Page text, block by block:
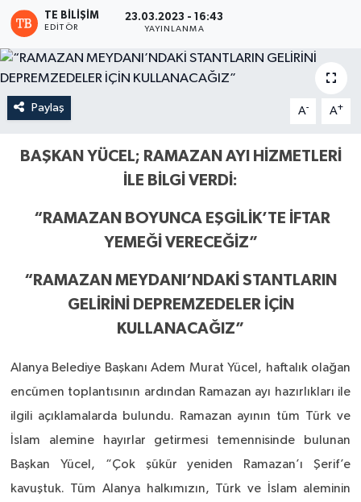
TE BILIŞIM
EDITÖR
23.03.2023 - 16:43
YAYINLANMA
Paylaş A- A+
BAŞKAN YÜCEL; RAMAZAN AYI HİZMETLERİ
İLE BİLGİ VERDİ:
“RAMAZAN BOYUNCA EŞGİLİK’TE İFTAR
YEMEĞİ VERECEĞİZ”
“RAMAZAN MEYDANI’NDAKİ STANTLARIN
GELİRİNİ DEPREMZEDELER İÇİN
KULLANACAĞIZ”
Alanya Belediye Başkanı Adem Murat Yücel, haftalık olağan
encümen toplantısının ardından Ramazan ayı hazırlıkları ile
ilgili açıklamalarda bulundu. Ramazan ayının tüm Türk ve
İslam alemine hayırlar getirmesi temennisinde bulunan
Başkan Yücel, “Çok şükür yeniden Ramazan’ı Şerif’e
kavuştuk. Tüm Alanya halkımızın, Türk ve İslam aleminin